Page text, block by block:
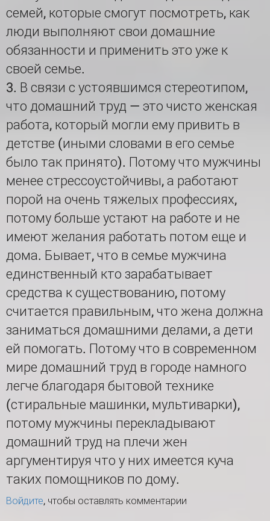
семей, которые смогут посмотреть, как
люди выполняют свои домашние
обязанности и применить это уже к
своей семье.
3. В связи с устоявшимся стереотипом,
что домашний труд — это чисто женская
работа, который могли ему привить в
детстве (иными словами в его семье
было так принято). Потому что мужчины
менее стрессоустойчивы, а работают
порой на очень тяжелых профессиях,
потому больше устают на работе и не
имеют желания работать потом еще и
дома. Бывает, что в семье мужчина
единственный кто зарабатывает
средства к существованию, потому
считается правильным, что жена должна
заниматься домашними делами, а дети
ей помогать. Потому что в современном
мире домашний труд в городе намного
легче благодаря бытовой технике
(стиральные машинки, мультиварки),
потому мужчины перекладывают
домашний труд на плечи жен
аргументируя что у них имеется куча
таких помощников по дому.
Войдите, чтобы оставлять комментарии